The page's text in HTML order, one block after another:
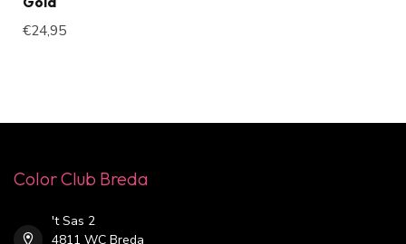
€24,95
Color Club Breda
't Sas 2
4811 WC Breda